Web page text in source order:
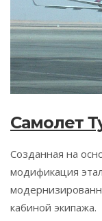
Самолет
Cозданная на
модификация
кабиной экипажа.